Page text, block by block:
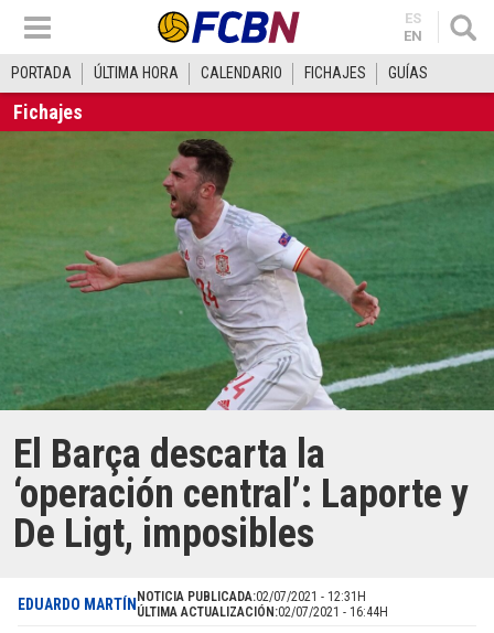
ES
EN
PORTADA ÚLTIMA HORA CALENDARIO FICHAJES GUÍAS
Fichajes
El Barça descarta la
‘operación central’: Laporte y
De Ligt, imposibles
EDUARDO MARTÍN NOTICIA PUBLICADA:02/07/2021 - 12:31H
ÚLTIMA ACTUALIZACIÓN:02/07/2021 - 16:44H